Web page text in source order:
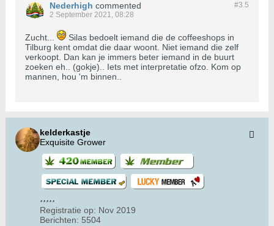
#3.5
Nederhigh commented
2 September 2021, 08:28
Zucht...
Silas bedoelt iemand die de coffeeshops in
Tilburg kent omdat die daar woont. Niet iemand die zelf
verkoopt. Dan kan je immers beter iemand in de buurt
zoeken eh.. (gokje).. Iets met interpretatie ofzo. Kom op
mannen, hou 'm binnen..
kelderkastje
Exquisite Grower
Registratie op: Nov 2019
Berichten: 5504